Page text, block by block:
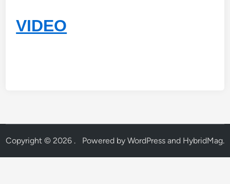
VIDEO
Copyright © 2026. Powered by WordPressand HybridMag.